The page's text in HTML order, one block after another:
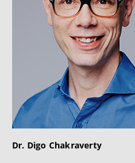
Dr. Digo Chakraverty